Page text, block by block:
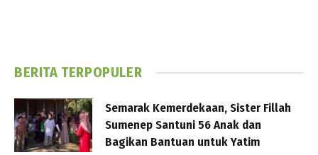
BERITA TERPOPULER
Semarak Kemerdekaan, Sister Fillah
Sumenep Santuni 56 Anak dan
Bagikan Bantuan untuk Yatim